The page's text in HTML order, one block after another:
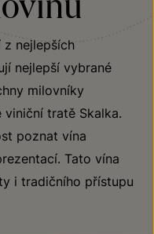
z nejlepších
nejlepší vybrané
milovníky
viniční tratě Skalka.
poznat vína
Tato vína
i tradičního přístupu